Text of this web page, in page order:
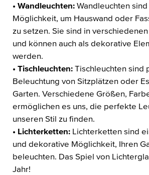
• Wandleuchten:Wandleuchten
Möglichkeit, um Hauswand oder
zu setzen. Sie sind in
und können auch als dekorative
werden.
• Tischleuchten:Tischleuchten sind
Beleuchtung von Sitzplätzen oder
Garten. Verschiedene Größen,
ermöglichen es uns, die perfekte
unseren Stil zu finden.
• Lichterketten: Lichterketten sind
und dekorative Möglichkeit, Ihren
beleuchten. Das Spiel von
Jahr!